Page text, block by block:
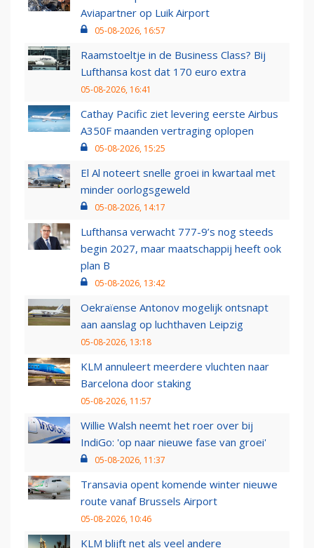
Aviapartner op Luik Airport
05-08-2026, 16:57
Raamstoeltje in de Business Class? Bij
Lufthansa kost dat 170 euro extra
05-08-2026, 16:41
Cathay Pacific ziet levering eerste Airbus
A350F maanden vertraging oplopen
05-08-2026, 15:25
El Al noteert snelle groei in kwartaal met
minder oorlogsgeweld
05-08-2026, 14:17
Lufthansa verwacht 777-9’s nog steeds
begin 2027, maar maatschappij heeft ook
plan B
05-08-2026, 13:42
Oekraïense Antonov mogelijk ontsnapt
aan aanslag op luchthaven Leipzig
05-08-2026, 13:18
KLM annuleert meerdere vluchten naar
Barcelona door staking
05-08-2026, 11:57
Willie Walsh neemt het roer over bij
IndiGo: 'op naar nieuwe fase van groei'
05-08-2026, 11:37
Transavia opent komende winter nieuwe
route vanaf Brussels Airport
05-08-2026, 10:46
KLM blijft net als veel andere